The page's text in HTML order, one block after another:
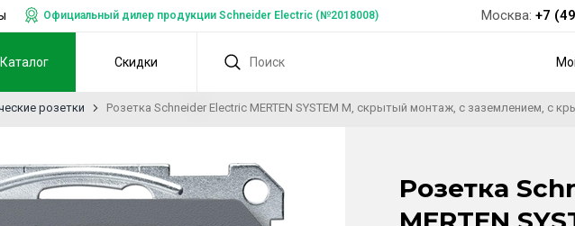
Официальный дилер продукции Schneider Electric (№2018008) Москва: +7
Каталог Скидки
розетки Розетка Schneider Electric MERTEN SYSTEM M, скрытый монтаж, с заземлением, с
Розетка